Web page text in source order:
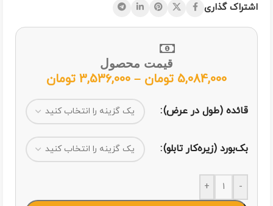
اشتراک گذاری
قیمت محصول
5,084,000 تومان –
3,536,000 تومان
قائده (طول در عرض)
بک‌بورد (زیره‌کار تابلو)
-
+